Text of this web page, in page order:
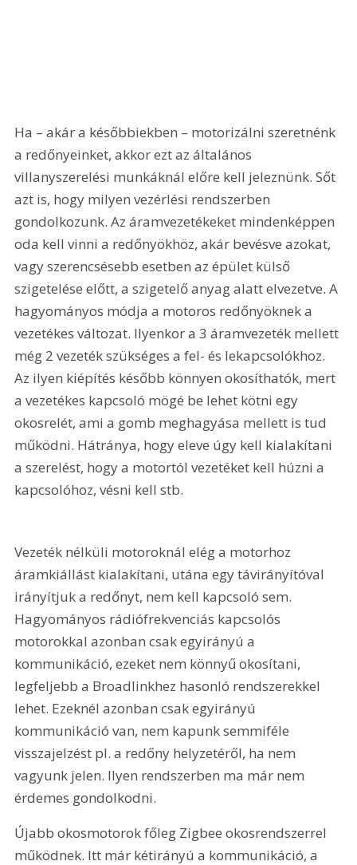
Ha – akár a későbbiekben – motorizálni szeretnénk
a redőnyeinket, akkor ezt az általános
villanyszerelési munkáknál előre kell jeleznünk. Sőt
azt is, hogy milyen vezérlési rendszerben
gondolkozunk. Az áramvezetékeket mindenképpen
oda kell vinni a redőnyökhöz, akár bevésve azokat,
vagy szerencsésebb esetben az épület külső
szigetelése előtt, a szigetelő anyag alatt elvezetve. A
hagyományos módja a motoros redőnyöknek a
vezetékes változat. Ilyenkor a 3 áramvezeték mellett
még 2 vezeték szükséges a fel- és lekapcsolókhoz.
Az ilyen kiépítés később könnyen okosíthatók, mert
a vezetékes kapcsoló mögé be lehet kötni egy
okosrelét, ami a gomb meghagyása mellett is tud
működni. Hátránya, hogy eleve úgy kell kialakítani
a szerelést, hogy a motortól vezetéket kell húzni a
kapcsolóhoz, vésni kell stb.
Vezeték nélküli motoroknál elég a motorhoz
áramkiállást kialakítani, utána egy távirányítóval
irányítjuk a redőnyt, nem kell kapcsoló sem.
Hagyományos rádiófrekvenciás kapcsolós
motorokkal azonban csak egyirányú a
kommunikáció, ezeket nem könnyű okosítani,
legfeljebb a Broadlinkhez hasonló rendszerekkel
lehet. Ezeknél azonban csak egyirányú
kommunikáció van, nem kapunk semmiféle
visszajelzést pl. a redőny helyzetéről, ha nem
vagyunk jelen. Ilyen rendszerben ma már nem
érdemes gondolkodni.
Újabb okosmotorok főleg Zigbee okosrendszerrel
működnek. Itt már kétirányú a kommunikáció, a